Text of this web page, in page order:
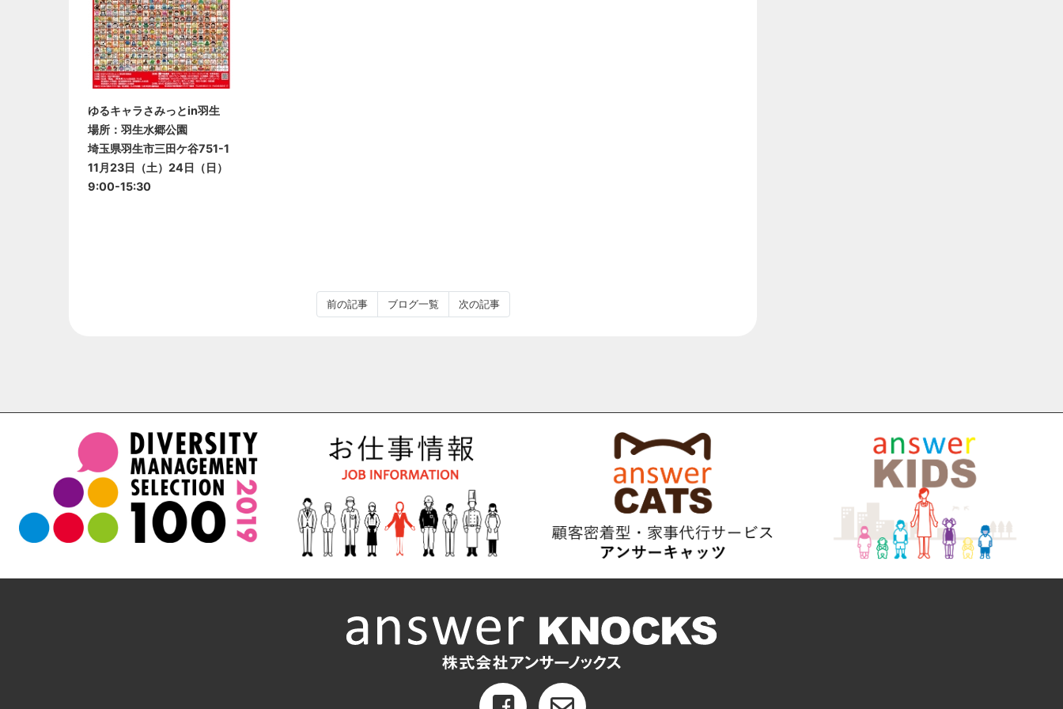
ゆるキャラさみっとin羽生
場所：羽生水郷公園
埼玉県羽生市三田ケ谷751-1
11月23日（土）24日（日）
9:00-15:30
前の記事 ブログ一覧 次の記事